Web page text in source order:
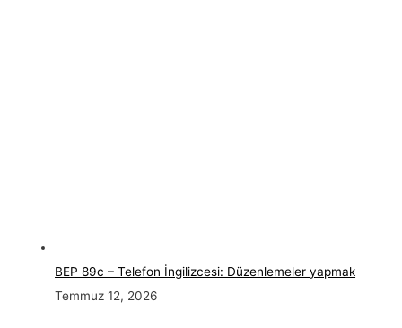
BEP 89c – Telefon İngilizcesi: Düzenlemeler yapmak
Temmuz 12, 2026